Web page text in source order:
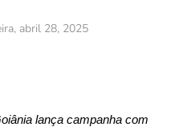
abril 28, 2025
lança campanha com